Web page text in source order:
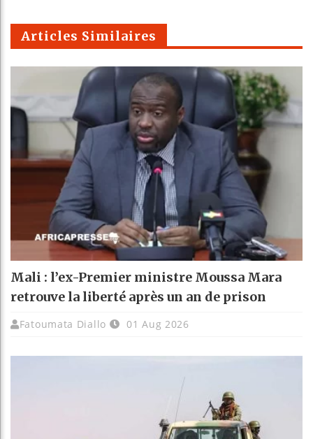
m
Articles Similaires
Mali : l’ex-Premier ministre Moussa Mara
retrouve la liberté après un an de prison
Fatoumata Diallo 01 Aug 2026